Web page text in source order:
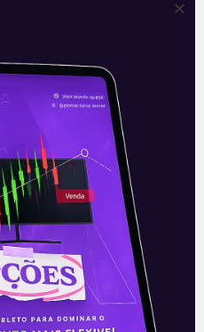
da Apple
das maiores
tecnologia,
feira (03) um
a companhia. Em